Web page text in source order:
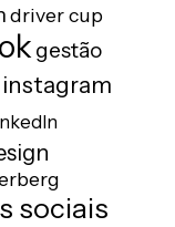
driver cup
gestão
instagram
sociais